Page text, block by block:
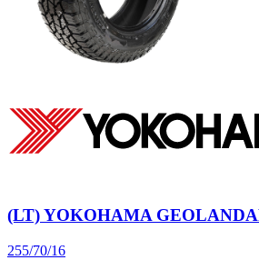
(LT) YOKOHAMA
255/70/16